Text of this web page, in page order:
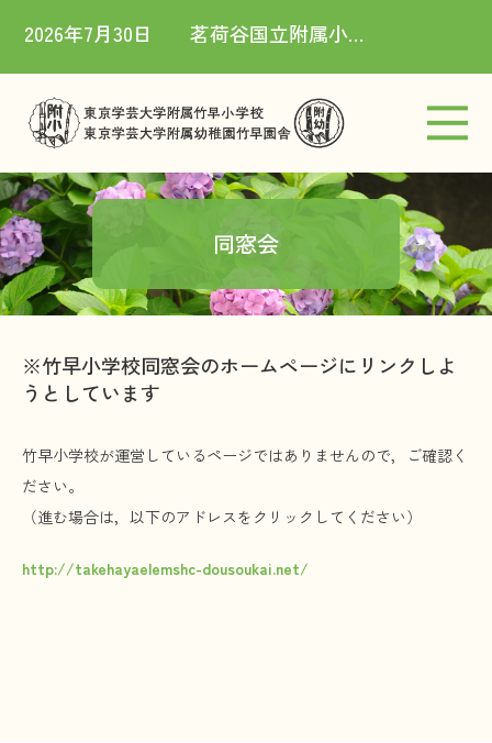
2026年7月30日 茗荷谷国立附属小学校社会科授業研究会（8/1）実施のお知らせ
竹早小学校
竹早園舎
ご挨拶
お問い合わせ
同窓会
※竹早小学校同窓会のホームページにリンクしよ
うとしています
竹早小学校が運営しているページではありませんので，ご確認く
ださい。
（進む場合は，以下のアドレスをクリックしてください）
http://takehayaelemshc-dousoukai.net/